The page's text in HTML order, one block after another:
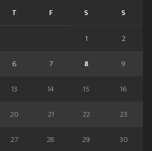
T F S S
1
2
6 7 8
9
13 14 15
16
20 21 22
23
27 28 29
30